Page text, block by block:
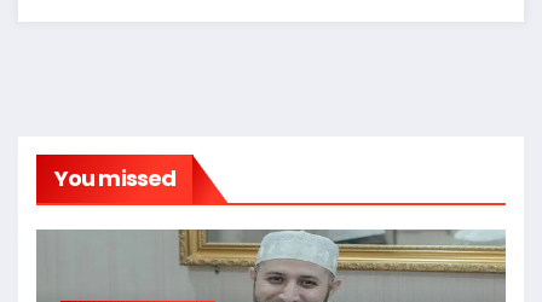
You missed